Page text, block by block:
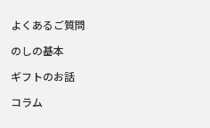
よくあるご質問
のしの基本
ギフトのお話
コラム